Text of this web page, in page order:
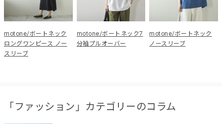
motone/ボートネック
ロングワンピース ノー
スリーブ
motone/ボートネック7
分袖プルオーバー
motone/ボートネック
ノースリーブ
「ファッション」カテゴリーのコラム